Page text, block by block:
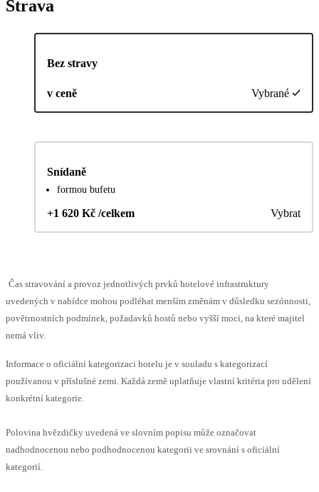
Strava
Bez stravy
v ceně Vybrané
Snídaně
formou bufetu
+1 620 Kč /celkem Vybrat
Čas stravování a provoz jednotlivých prvků hotelové infrastruktury
uvedených v nabídce mohou podléhat menším změnám v důsledku sezónnosti,
povětrnostních podmínek, požadavků hostů nebo vyšší moci, na které majitel
nemá vliv.
Informace o oficiální kategorizaci hotelu je v souladu s kategorizací
používanou v příslušné zemi. Každá země uplatňuje vlastní kritéria pro udělení
konkrétní kategorie.
Polovina hvězdičky uvedená ve slovním popisu může označovat
nadhodnocenou nebo podhodnocenou kategorii ve srovnání s oficiální
kategorií.